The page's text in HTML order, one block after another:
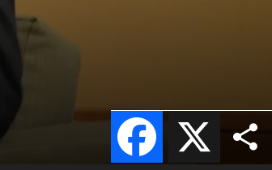
X
Facebook